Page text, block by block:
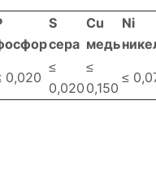
S
сера
Cu
медь
Ni
0,020
≤
0,020
≤
0,150
≤